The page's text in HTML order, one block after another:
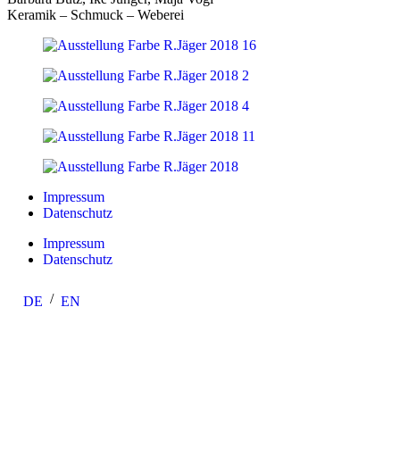
Keramik – Schmuck – Weberei
Impressum
Datenschutz
Impressum
Datenschutz
DE EN